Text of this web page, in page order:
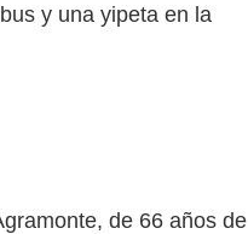
y una yipeta en la
de 66 años de